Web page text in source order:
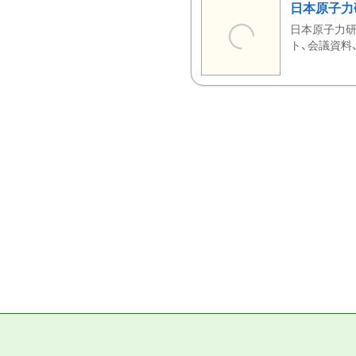
日本原子
日本原子力
ト、会議資